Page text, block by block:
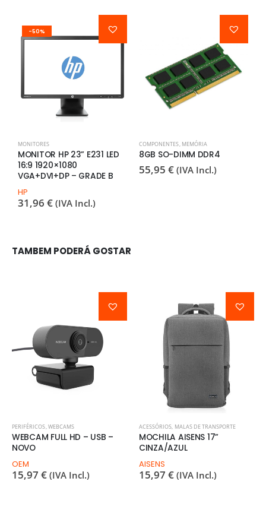
-50%
MONITORES
MONITOR HP 23” E231 LED
16:9 1920×1080
VGA+DVI+DP – GRADE B
HP
31,96 € (IVA Incl.)
COMPONENTES, MEMÓRIA
8GB SO-DIMM DDR4
55,95 € (IVA Incl.)
TAMBEM PODERÁ GOSTAR
PERIFÉRICOS,WEBCAMS
WEBCAM FULL HD – USB –
NOVO
OEM
15,97 € (IVA Incl.)
ACESSÓRIOS, MALAS DE TRANSPORTE
MOCHILA AISENS 17”
CINZA/AZUL
AISENS
15,97 € (IVA Incl.)